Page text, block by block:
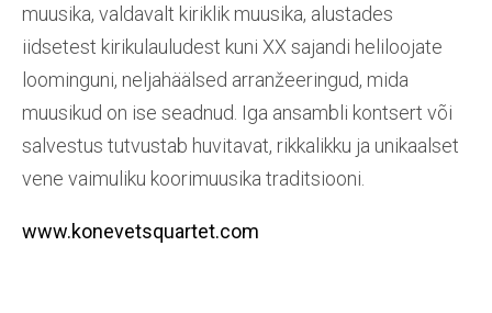
muusika, valdavalt kiriklik muusika, alustades
iidsetest kirikulauludest kuni XX sajandi heliloojate
loominguni, neljahäälsed arranžeeringud, mida
muusikud on ise seadnud. Iga ansambli kontsert või
salvestus tutvustab huvitavat, rikkalikku ja unikaalset
vene vaimuliku koorimuusika traditsiooni.
www.konevetsquartet.com